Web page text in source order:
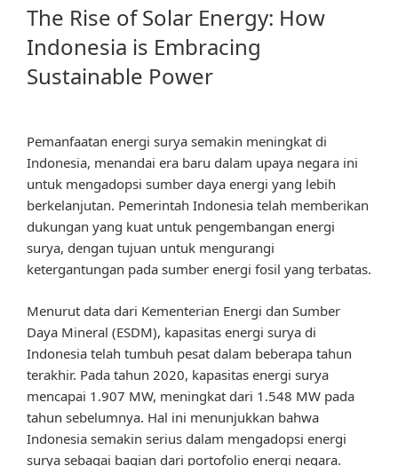
ON
The Rise of Solar Energy: How
Indonesia is Embracing
Sustainable Power
Pemanfaatan energi surya semakin meningkat di
Indonesia, menandai era baru dalam upaya negara ini
untuk mengadopsi sumber daya energi yang lebih
berkelanjutan. Pemerintah Indonesia telah memberikan
dukungan yang kuat untuk pengembangan energi
surya, dengan tujuan untuk mengurangi
ketergantungan pada sumber energi fosil yang terbatas.
Menurut data dari Kementerian Energi dan Sumber
Daya Mineral (ESDM), kapasitas energi surya di
Indonesia telah tumbuh pesat dalam beberapa tahun
terakhir. Pada tahun 2020, kapasitas energi surya
mencapai 1.907 MW, meningkat dari 1.548 MW pada
tahun sebelumnya. Hal ini menunjukkan bahwa
Indonesia semakin serius dalam mengadopsi energi
surya sebagai bagian dari portofolio energi negara.